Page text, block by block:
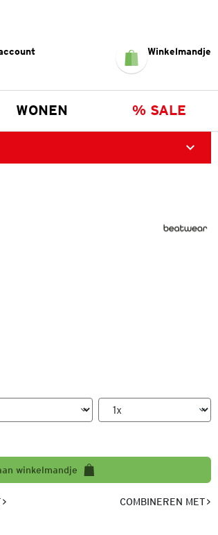
Winkelmandje
WONEN % SALE
winkelmandje
COMBINEREN MET